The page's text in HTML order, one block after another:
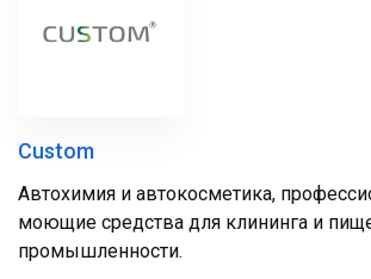
Custom
Автохимия и автокосметика,
моющие средства для клининга и
промышленности.